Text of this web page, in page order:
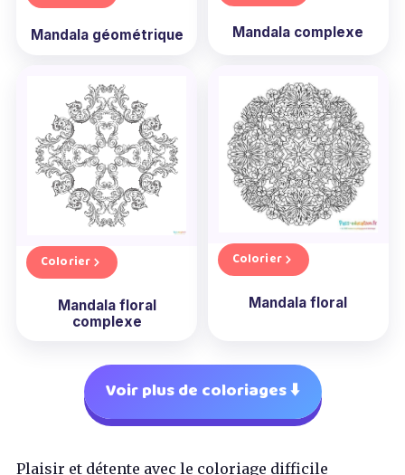
Mandala géométrique Mandala complexe
Colorier
Mandala floral
complexe
Colorier
Mandala floral
Voir plus de coloriages ⬇️
Plaisir et détente avec le coloriage difficile